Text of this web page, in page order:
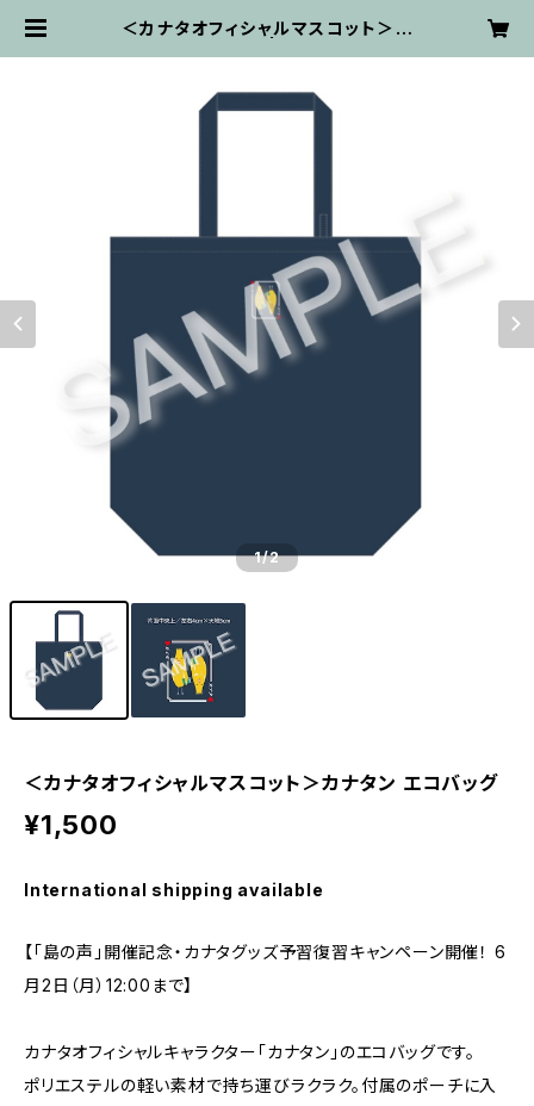
＜カナタオフィシャルマスコット＞カ
1/2
＜カナタオフィシャルマスコット＞カナタン エコバッグ
¥1,500
International shipping available
【「島の声」開催記念・カナタグッズ予習復習キャンペーン開催！ 6
月2日（月）12:00まで】
カナタオフィシャルキャラクター「カナタン」のエコバッグです。
ポリエステルの軽い素材で持ち運びラクラク。付属のポーチに入